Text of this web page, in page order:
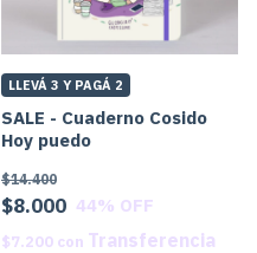
SALE - Cuaderno Cosido
Hoy puedo
$8.000
$14.400
44% OFF
LLEVÁ 3 Y PAGÁ 2
$7.200 con